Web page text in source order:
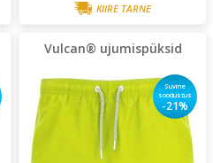
KIIRE TARNE
Vulcan® ujumispüksid
Suvine
soodustus
-21%